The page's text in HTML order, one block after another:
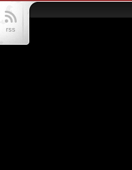
rss